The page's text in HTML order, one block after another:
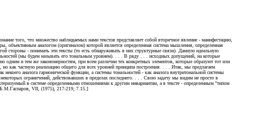
того, что множество наблюдаемых нами текстов представляет собой вторичное явление - манифестацию,
объективным аналогом (оригиналом) которой является определенная система мышления, определенная
стороны - понимать эти тексты (то есть обнаруживать в них структурные связи). Данную идеальную
(мы будем называть его тональным уровнем). . . . В ряду . . . исходных допущений, на которые
одним и тем же закономерностям, при всем различии тех конкретных элементов, которые образуют тот или
как частную реализацию общего для всех уровней принципа построения. . . . Итак, мы предлагаем
аналога гармонической функции, а системы тональностей - как аналога внутритональной системы
ограничений, действовавших в пределах последнего. . . . Свою задачу мы видим не просто в
в системе определенными отношениями к другим инвариантам, а в тексте - определенным "типом
[Б.М.Гаспаров, VII, (1975), 217-219; 7.15.]